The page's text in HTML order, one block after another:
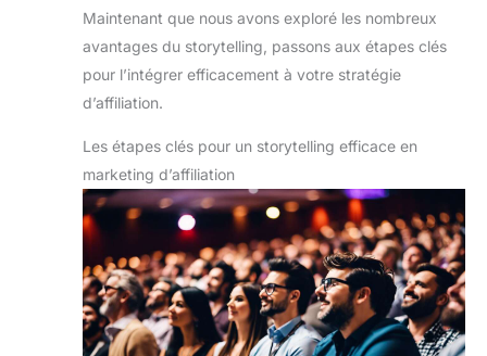
Maintenant que nous avons exploré les nombreux
avantages du storytelling, passons aux étapes clés
pour l’intégrer efficacement à votre stratégie
d’affiliation.
Les étapes clés pour un storytelling efficace en
marketing d’affiliation